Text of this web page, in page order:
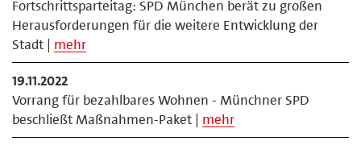
Fortschrittsparteitag: SPD München berät zu großen
Herausforderungen für die weitere Entwicklung der
Stadt | mehr
19.11.2022
Vorrang für bezahlbares Wohnen - Münchner SPD
beschließt Maßnahmen-Paket | mehr